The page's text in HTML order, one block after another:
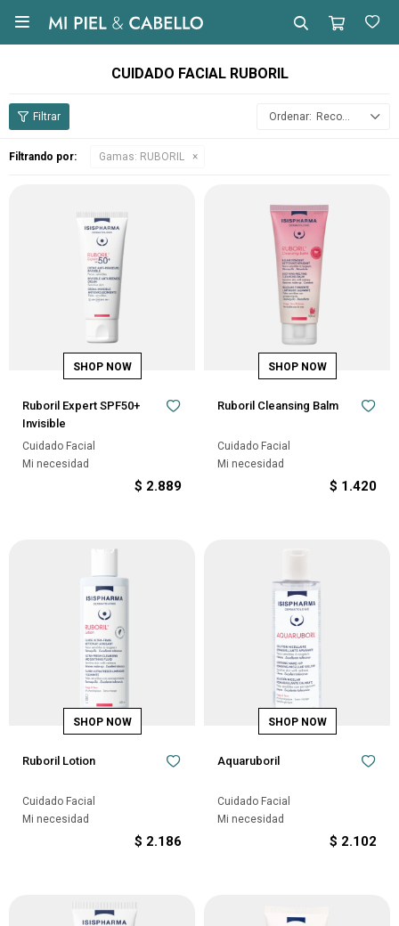

CUIDADO FACIAL RUBORIL
Recomendados
Filtrando por: Gamas: RUBORIL
Ruboril Expert SPF50+
Invisible
Cuidado Facial
Mi necesidad
$ 2.889
Ruboril Cleansing Balm
Cuidado Facial
Mi necesidad
$ 1.420
Ruboril Lotion
Cuidado Facial
Mi necesidad
$ 2.186
Aquaruboril
Cuidado Facial
Mi necesidad
$ 2.102